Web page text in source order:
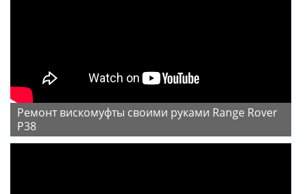
Ремонт вискомуфты своими руками Range Rover
P38